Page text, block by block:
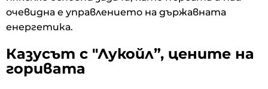
очевидна е управлението на държавната
енергетика.
Казусът с "Лукойл”, цените на
горивата